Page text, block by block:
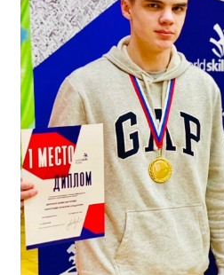
Главное управление по
наркотиков
Общероссийская база
России"
Сбербанк Онлайн -
образовательные услуги